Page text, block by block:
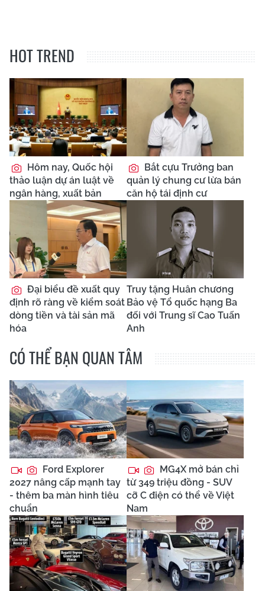
HOT TREND
Hôm nay, Quốc hội
thảo luận dự án luật về
ngân hàng, xuất bản
Bắt cựu Trưởng ban
quản lý chung cư lừa bán
căn hộ tái định cư
Đại biểu đề xuất quy
định rõ ràng về kiểm soát
dòng tiền và tài sản mã
hóa
Truy tặng Huân chương
Bảo vệ Tổ quốc hạng Ba
đối với Trung sĩ Cao Tuấn
Anh
CÓ THỂ BẠN QUAN TÂM
Ford Explorer
2027 nâng cấp mạnh tay
- thêm ba màn hình tiêu
chuẩn
MG4X mở bán chỉ
từ 349 triệu đồng - SUV
cỡ C điện có thể về Việt
Nam